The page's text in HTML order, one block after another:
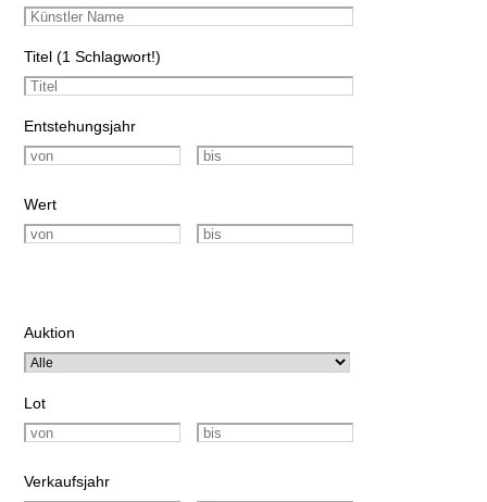
Titel (1 Schlagwort!)
Entstehungsjahr
Wert
Auktion
Lot
Verkaufsjahr